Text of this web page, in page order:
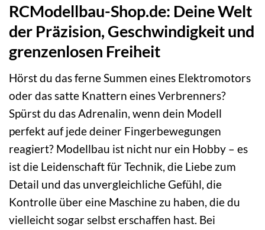
RCModellbau-Shop.de: Deine Welt
der Präzision, Geschwindigkeit und
grenzenlosen Freiheit
Hörst du das ferne Summen eines Elektromotors
oder das satte Knattern eines Verbrenners?
Spürst du das Adrenalin, wenn dein Modell
perfekt auf jede deiner Fingerbewegungen
reagiert? Modellbau ist nicht nur ein Hobby – es
ist die Leidenschaft für Technik, die Liebe zum
Detail und das unvergleichliche Gefühl, die
Kontrolle über eine Maschine zu haben, die du
vielleicht sogar selbst erschaffen hast. Bei